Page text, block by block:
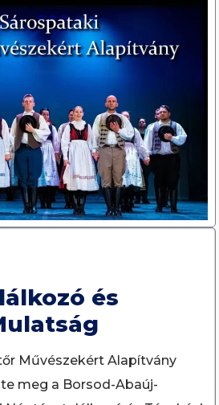
és
Művészekért Alapítvány
meg a Borsod-Abaúj-